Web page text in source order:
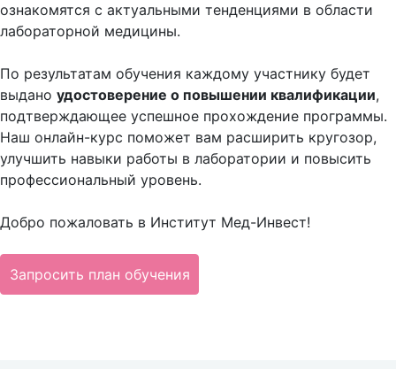
ознакомятся с актуальными тенденциями в области
лабораторной медицины.
По результатам обучения каждому участнику будет
выдано удостоверение о повышении квалификации,
подтверждающее успешное прохождение программы.
Наш онлайн-курс поможет вам расширить кругозор,
улучшить навыки работы в лаборатории и повысить
профессиональный уровень.
Добро пожаловать в Институт Мед-Инвест!
Запросить план обучения